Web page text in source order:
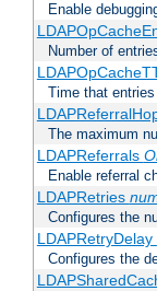
Enable
Number of
Time that
The maximum
LDAPReferrals
Enable referral
LDAPRetries
Configures the
LDAPRetryDelay
Configures the